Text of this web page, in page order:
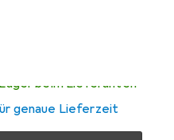
Lager beim Lieferanten
genaue Lieferzeit